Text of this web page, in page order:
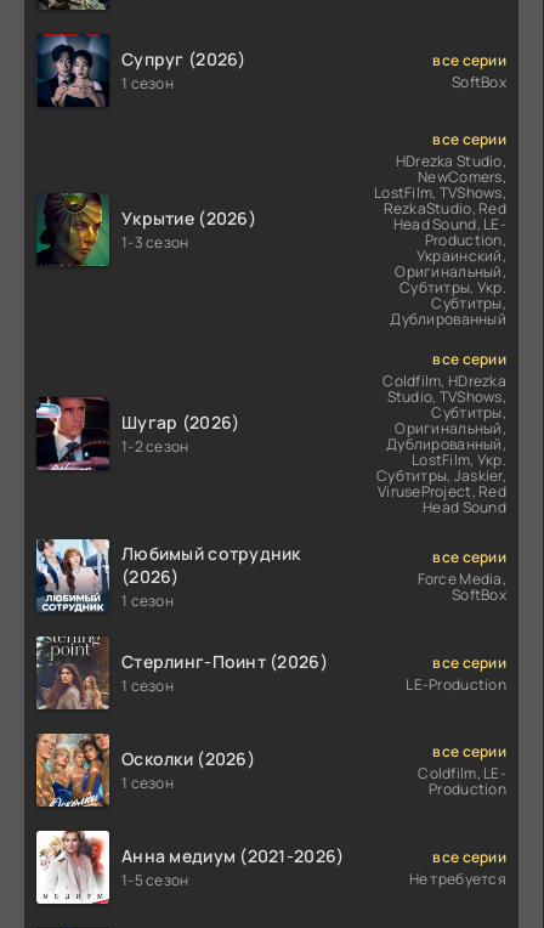
Супруг (2026)
1 сезон
все серии
SoftBox
Укрытие (2026)
1-3 сезон
все серии
HDrezka Studio,
NewComers,
LostFilm, TVShows,
RezkaStudio, Red
Head Sound, LE-
Production,
Украинский,
Оригинальный,
Субтитры, Укр.
Субтитры,
Дублированный
Шугар (2026)
1-2 сезон
все серии
Coldfilm, HDrezka
Studio, TVShows,
Субтитры,
Оригинальный,
Дублированный,
LostFilm, Укр.
Субтитры, Jaskier,
ViruseProject, Red
Head Sound
Любимый сотрудник
(2026)
1 сезон
все серии
Force Media,
SoftBox
Стерлинг-Поинт (2026)
1 сезон
все серии
LE-Production
Осколки (2026)
1 сезон
все серии
Coldfilm, LE-
Production
Анна медиум (2021-2026)
1-5 сезон
все серии
Не требуется